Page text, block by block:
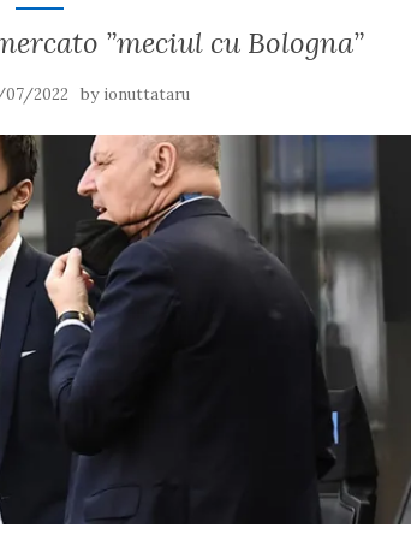
”meciul cu Bologna”
2022 by ionuttataru